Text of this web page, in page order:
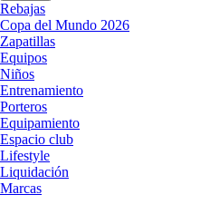
Rebajas
Copa del Mundo 2026
Zapatillas
Equipos
Niños
Entrenamiento
Porteros
Equipamiento
Espacio club
Lifestyle
Liquidación
Marcas